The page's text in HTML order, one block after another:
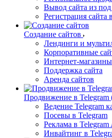
Вывод сайта из
Регистрация сайта
Создание сайтов
Лендинги и
Корпоративные
Интернет-магазины
Поддержка сайта
Аренда сайтов
Продвижение в Telegram
Ведение Telegram
Посевы в Telegram
Реклама в Telegram
Инвайтинг в